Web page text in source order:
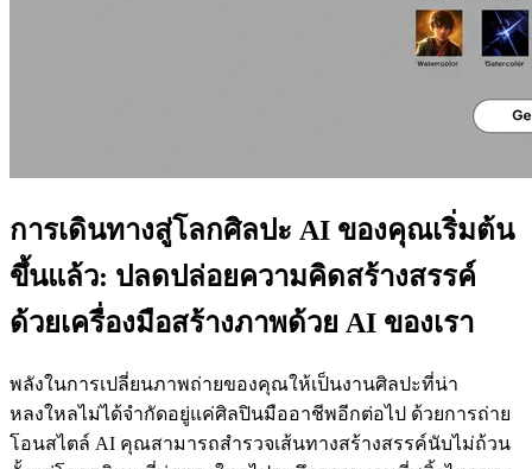
การเดินทางสู่โลกศิลปะ AI ของคุณเริ่มต้น
ขึ้นแล้ว: ปลดปล่อยความคิดสร้างสรรค์
ด้วยเครื่องมือสร้างภาพด้วย AI ของเรา
พลังในการเปลี่ยนภาพถ่ายของคุณให้เป็นงานศิลปะที่น่า
หลงใหลไม่ได้จำกัดอยู่แค่ศิลปินมืออาชีพอีกต่อไป ด้วยการถ่าย
โอนสไตล์ AI คุณสามารถสำรวจเส้นทางสร้างสรรค์นับไม่ถ้วน